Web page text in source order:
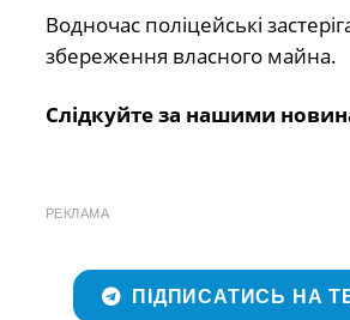
Водночас поліцейські
збереження власного майна.
Слідкуйте за нашими
РЕКЛАМА
ПІДПИСАТИСЬ НА